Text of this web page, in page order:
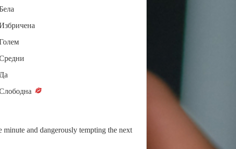
Да
and dangerously tempting the next